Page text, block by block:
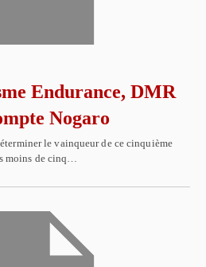
Endurance, DMR
Nogaro
le vainqueur de ce cinquième
moins de cinq…